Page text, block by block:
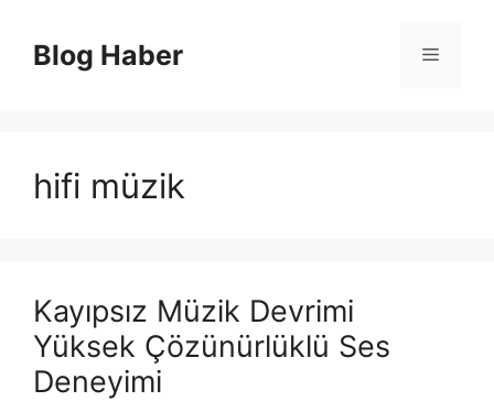
Blog Haber Menü
hifi müzik
Kayıpsız Müzik Devrimi
Yüksek Çözünürlüklü Ses
Deneyimi